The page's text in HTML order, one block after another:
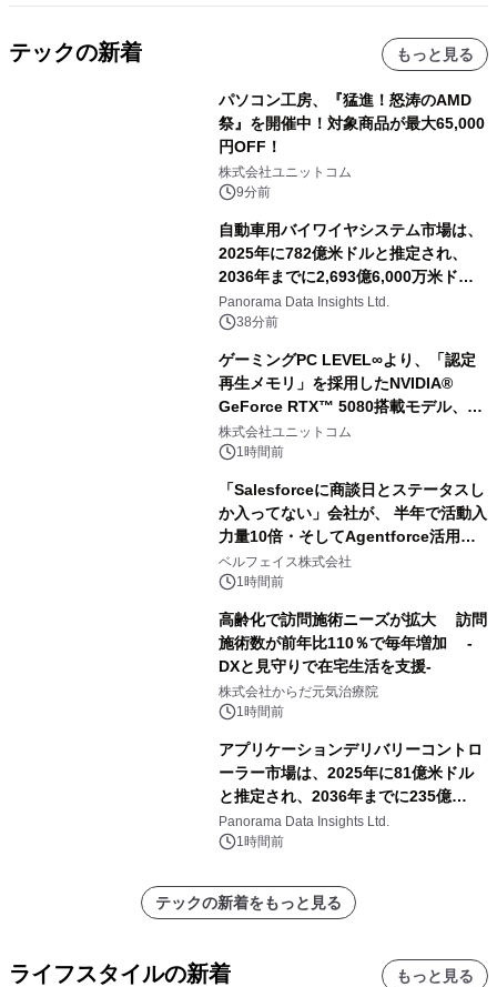
テックの新着 もっと見る
パソコン工房、『猛進！怒涛のAMD
祭』を開催中！対象商品が最大65,000
円OFF！
株式会社ユニットコム
9分前
自動車用バイワイヤシステム市場は、
2025年に782億米ドルと推定され、
2036年までに2,693億6,000万米ドル
に達すると予測されており、予測期間
（2026年～2036年）
Panorama Data Insights Ltd.
38分前
ゲーミングPC LEVEL∞より、「認定
再生メモリ」を採用したNVIDIA®
GeForce RTX™ 5080搭載モデル、
NVIDIA® GeForce RTX™ 5070 Ti搭
載モデルを販売開始
株式会社ユニットコム
1時間前
「Salesforceに商談日とステータスし
か入ってない」会社が、 半年で活動入
力量10倍・そしてAgentforce活用へ
── 敷島住宅×bellSalesAI事例公開
ベルフェイス株式会社
1時間前
高齢化で訪問施術ニーズが拡大 訪問
施術数が前年比110％で毎年増加 -
DXと見守りで在宅生活を支援-
株式会社からだ元気治療院
1時間前
アプリケーションデリバリーコントロ
ーラー市場は、2025年に81億米ドル
と推定され、2036年までに235億
8,000万米ドルに達すると予測されて
おり、予測期間（2026年～2036年）
Panorama Data Insights Ltd.
1時間前
テックの新着をもっと見る
ライフスタイルの新着 もっと見る